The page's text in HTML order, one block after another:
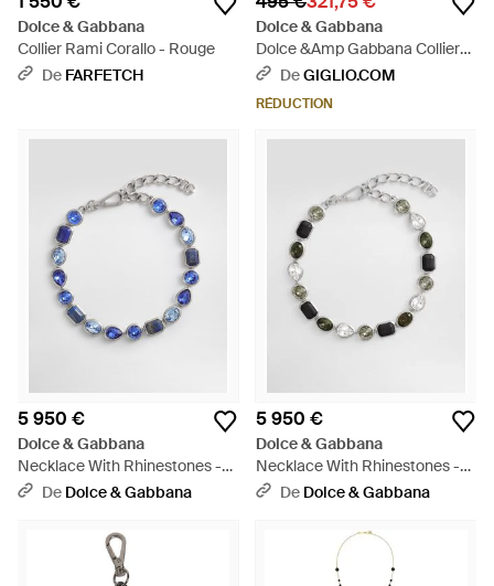
Dolce & Gabbana
Collier Rami Corallo - Rouge
De FARFETCH
Dolce & Gabbana
Dolce &Amp Gabbana Collier
Rosary En Laiton Avec Pierres -
Neutre
DeGIGLIO.COM
RÉDUCTION
5 950 €
Dolce & Gabbana
Necklace With Rhinestones -
BleuDe Dolce & Gabbana
5 950 €
Dolce & Gabbana
Necklace With Rhinestones -
Blanc
De Dolce & Gabbana